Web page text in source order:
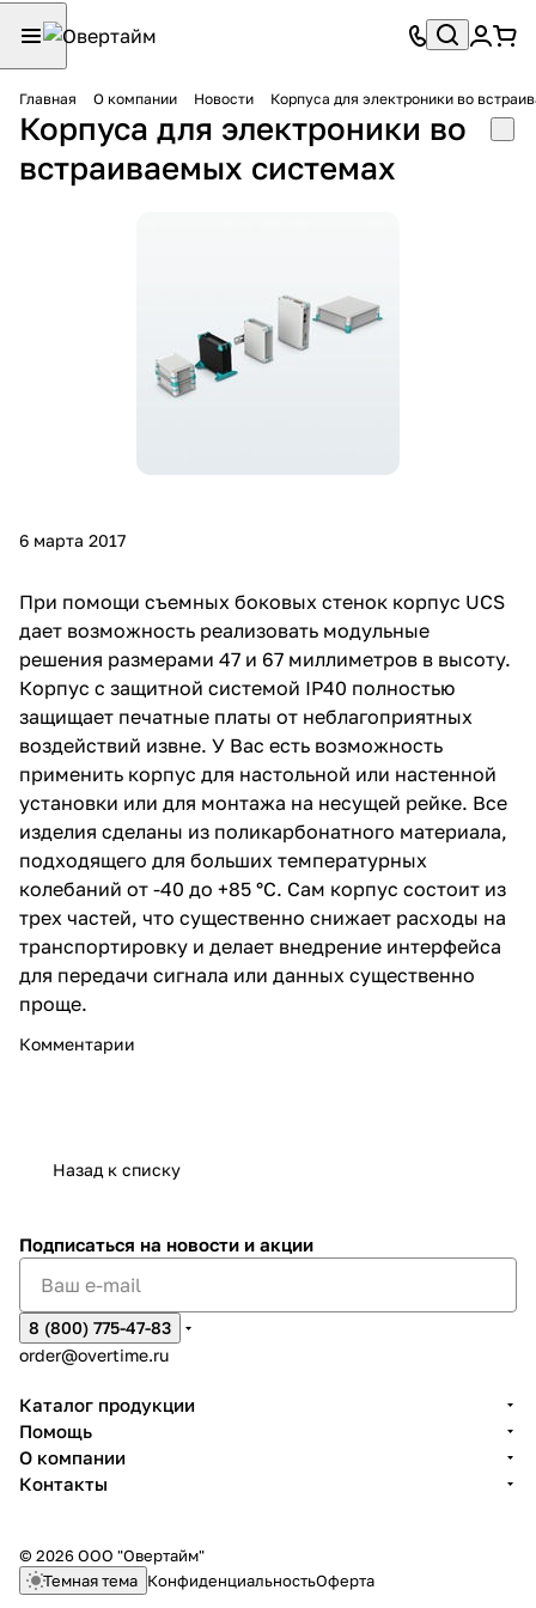
Главная О компании Новости Корпуса для электроники во
Корпуса для электроники во
встраиваемых системах
6 марта 2017
При помощи съемных боковых стенок корпус UCS
дает возможность реализовать модульные
решения размерами 47 и 67 миллиметров в высоту.
Корпус с защитной системой IP40 полностью
защищает печатные платы от неблагоприятных
воздействий извне. У Вас есть возможность
применить корпус для настольной или настенной
установки или для монтажа на несущей рейке. Все
изделия сделаны из поликарбонатного материала,
подходящего для больших температурных
колебаний от -40 до +85 °C. Сам корпус состоит из
трех частей, что существенно снижает расходы на
транспортировку и делает внедрение интерфейса
для передачи сигнала или данных существенно
проще.
Комментарии
Назад к списку
Подписаться на новости и акции
8 (800) 775-47-83
order@overtime.ru
Каталог продукции
Помощь
О компании
Контакты
© 2026 ООО "Овертайм"
Темная тема КонфиденциальностьОферта